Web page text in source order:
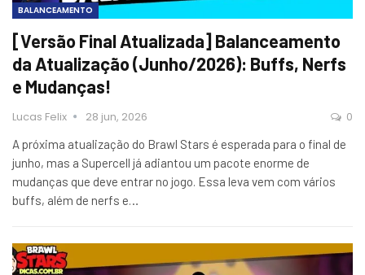
BALANCEAMENTO
[Versão Final Atualizada] Balanceamento
da Atualização (Junho/2026): Buffs, Nerfs
e Mudanças!
Lucas Felix 28 jun, 2026 0
A próxima atualização do Brawl Stars é esperada para o final de
junho, mas a Supercell já adiantou um pacote enorme de
mudanças que deve entrar no jogo. Essa leva vem com vários
buffs, além de nerfs e…